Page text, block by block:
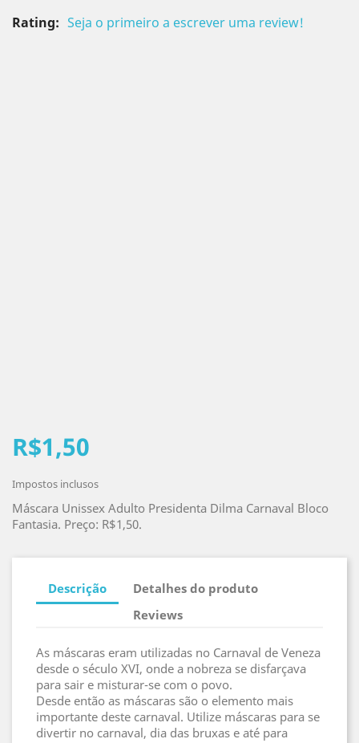
Rating: Seja o primeiro a escrever uma review!
R$1,50
Impostos inclusos
Máscara Unissex Adulto Presidenta Dilma Carnaval Bloco
Fantasia. Preço: R$1,50.
Descrição
Detalhes do produto
Reviews
As máscaras eram utilizadas no Carnaval de Veneza
desde o século XVI, onde a nobreza se disfarçava
para sair e misturar-se com o povo.
Desde então as máscaras são o elemento mais
importante deste carnaval. Utilize máscaras para se
divertir no carnaval, dia das bruxas e até para